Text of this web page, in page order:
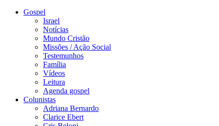
Gospel
Israel
Notícias
Mundo Cristão
Missões / Ação Social
Testemunhos
Família
Vídeos
Leitura
Agenda gospel
Colunistas
Adriana Bernardo
Clarice Ebert